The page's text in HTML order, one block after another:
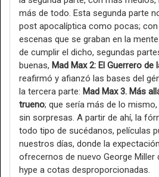
más de todo. Esta segunda parte
post apocalíptica como pocas;
escenas que se graban en la
de cumplir el dicho, segundas
buenas, Mad Max 2: El Guerrero de
reafirmó y afianzó las bases del
la tercera parte: Mad Max 3. Más
trueno; que sería más de lo
sin sorpresas. A partir de ahí, la
todo tipo de sucédanos, películas
nuestros días, donde la
ofrecernos de nuevo George Miller
hype a cotas desproporcionadas.